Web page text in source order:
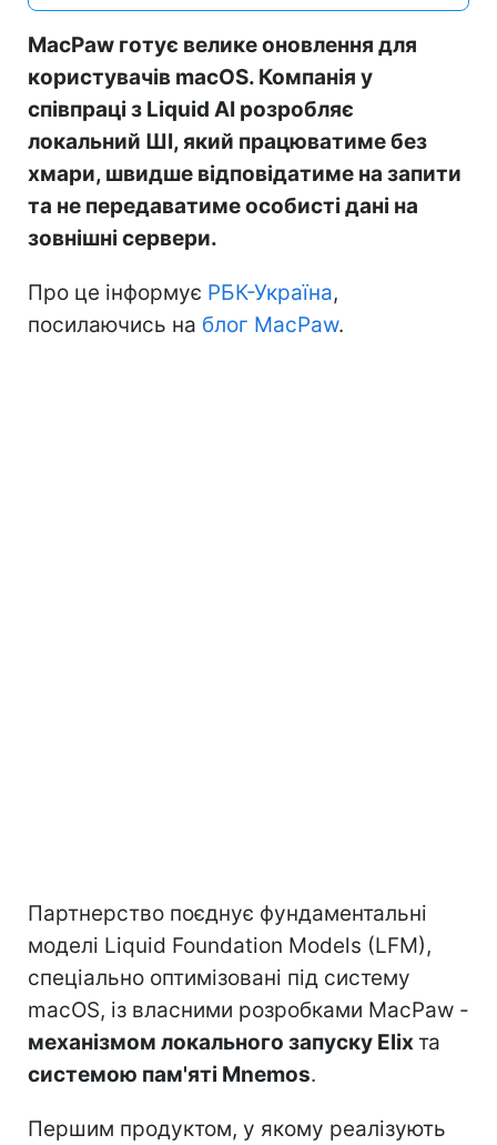
MacPaw готує велике оновлення для
користувачів macOS. Компанія у
співпраці з Liquid AI розробляє
локальний ШІ, який працюватиме без
хмари, швидше відповідатиме на запити
та не передаватиме особисті дані на
зовнішні сервери.
Про це інформує РБК-Україна,
посилаючись на блог MacPaw.
Партнерство поєднує фундаментальні
моделі Liquid Foundation Models (LFM),
спеціально оптимізовані під систему
macOS, із власними розробками MacPaw -
механізмом локального запуску Elixта
системою пам'яті Mnemos.
Першим продуктом, у якому реалізують